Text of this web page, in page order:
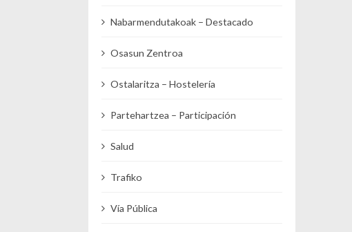
Nabarmendutakoak – Destacado
Osasun Zentroa
Ostalaritza – Hostelería
Partehartzea – Participación
Salud
Trafiko
Vía Pública